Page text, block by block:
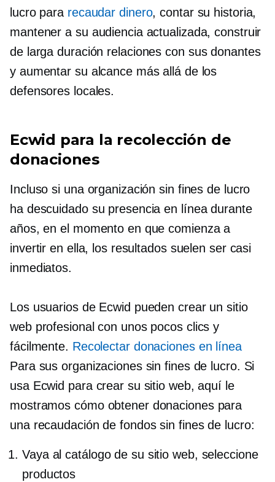
lucro para recaudar dinero, contar su historia,
mantener a su audiencia actualizada, construir
de larga duración relaciones con sus donantes
y aumentar su alcance más allá de los
defensores locales.
Ecwid para la recolección de
donaciones
Incluso si una organización sin fines de lucro
ha descuidado su presencia en línea durante
años, en el momento en que comienza a
invertir en ella, los resultados suelen ser casi
inmediatos.
Los usuarios de Ecwid pueden crear un sitio
web profesional con unos pocos clics y
fácilmente. Recolectar donaciones en línea
Para sus organizaciones sin fines de lucro. Si
usa Ecwid para crear su sitio web, aquí le
mostramos cómo obtener donaciones para
una recaudación de fondos sin fines de lucro:
Vaya al catálogo de su sitio web, seleccione
productos